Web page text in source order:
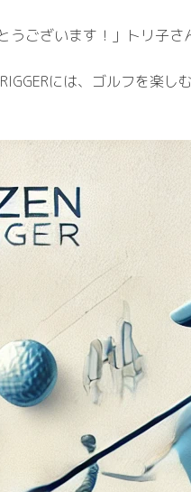
うございます！」トリ子さ
には、ゴルフを楽